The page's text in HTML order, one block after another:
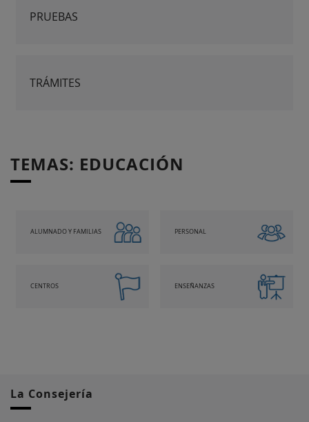
PRUEBAS
TRÁMITES
TEMAS: EDUCACIÓN
ALUMNADO Y FAMILIAS PERSONAL
CENTROS ENSEÑANZAS
La Consejería